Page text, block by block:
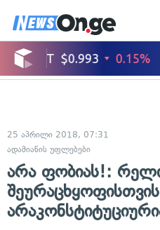
25 აპრილი 2018, 07:31
ადამიანის უფლებები
არა ფობიას!: